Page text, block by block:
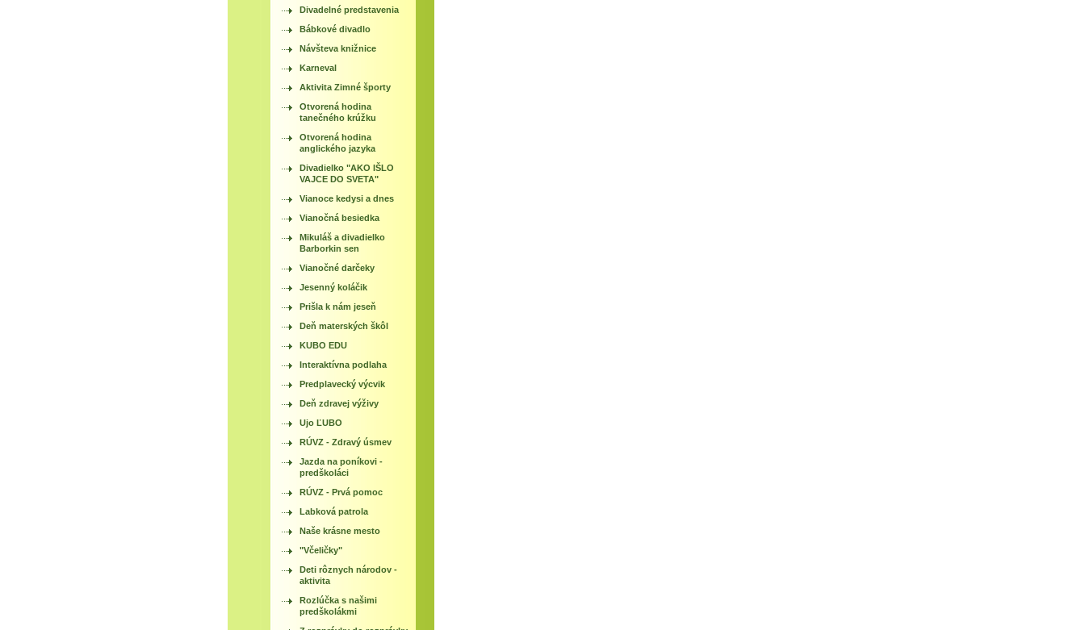
Divadelné predstavenia
Bábkové divadlo
Návšteva knižnice
Karneval
Aktivita Zimné športy
Otvorená hodina
tanečného krúžku
Otvorená hodina
anglického jazyka
Divadielko "AKO IŠLO
VAJCE DO SVETA"
Vianoce kedysi a dnes
Vianočná besiedka
Mikuláš a divadielko
Barborkin sen
Vianočné darčeky
Jesenný koláčik
Prišla k nám jeseň
Deň materských škôl
KUBO EDU
Interaktívna podlaha
Predplavecký výcvik
Deň zdravej výživy
Ujo ĽUBO
RÚVZ - Zdravý úsmev
Jazda na poníkovi -
predškoláci
RÚVZ - Prvá pomoc
Labková patrola
Naše krásne mesto
"Včeličky"
Deti rôznych národov -
aktivita
Rozlúčka s našimi
predškolákmi